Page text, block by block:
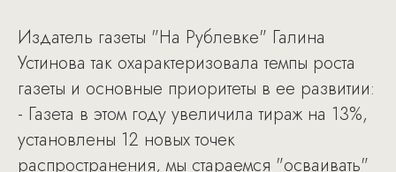
Издатель газеты "На Рублевке" Галина
Устинова так охарактеризовала темпы роста
газеты и основные приоритеты в ее развитии:
- Газета в этом году увеличила тираж на 13%,
установлены 12 новых точек
распространения, мы стараемся "осваивать"